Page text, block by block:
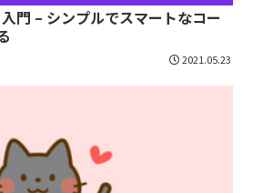
– シンプルでスマートなコー
2021.05.23